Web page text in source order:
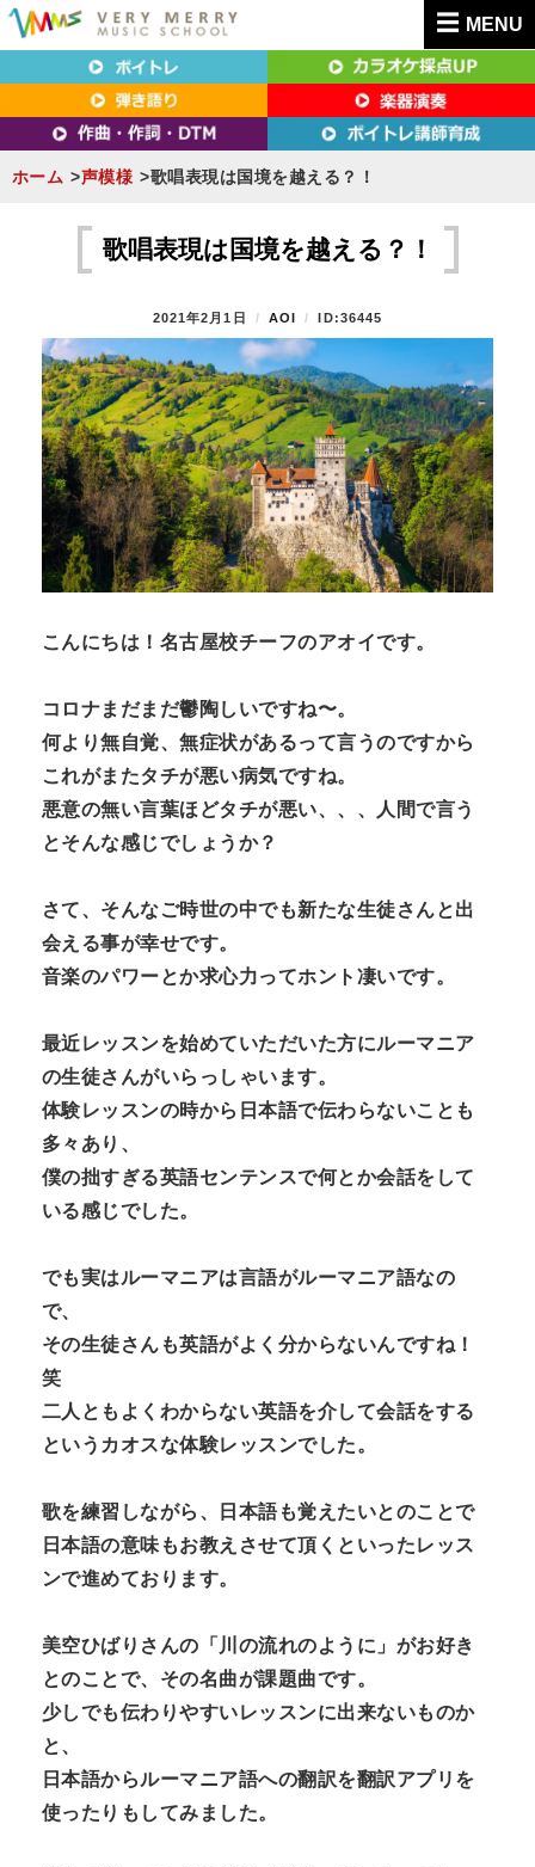
MENU
東京（新宿・八王子）・横浜・名古屋・京都で
「本気」になれるボイトレ教室｜VERY MERRY
MUSIC SCHOOL（ベリーメリー）
東京（新宿・八王子）・横浜・名古屋・京都で「本気」になれるボイトレ教室｜
VERY MERRY MUSIC SCHOOL（ベリーメリー）
ホーム 声模様 歌唱表現は国境を越える？！
歌唱表現は国境を越える？！
P
O
S
T
E
D
O
N
2021年2月1日
B
Y
AOI ID:36445
こんにちは！名古屋校チーフのアオイです。
コロナまだまだ鬱陶しいですね〜。
何より無自覚、無症状があるって言うのですから
これがまたタチが悪い病気ですね。
悪意の無い言葉ほどタチが悪い、、、人間で言う
とそんな感じでしょうか？
さて、そんなご時世の中でも新たな生徒さんと出
会える事が幸せです。
音楽のパワーとか求心力ってホント凄いです。
最近レッスンを始めていただいた方にルーマニア
の生徒さんがいらっしゃいます。
体験レッスンの時から日本語で伝わらないことも
多々あり、
僕の拙すぎる英語センテンスで何とか会話をして
いる感じでした。
でも実はルーマニアは言語がルーマニア語なの
で、
その生徒さんも英語がよく分からないんですね！
笑
二人ともよくわからない英語を介して会話をする
というカオスな体験レッスンでした。
歌を練習しながら、日本語も覚えたいとのことで
日本語の意味もお教えさせて頂くといったレッス
ンで進めております。
美空ひばりさんの「川の流れのように」がお好き
とのことで、その名曲が課題曲です。
少しでも伝わりやすいレッスンに出来ないものか
と、
日本語からルーマニア語への翻訳を翻訳アプリを
使ったりもしてみました。